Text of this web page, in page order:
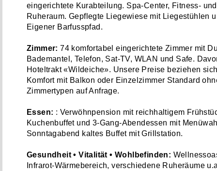
eingerichtete Kurabteilung. Spa-Center, Fitness-
Ruheraum. Gepflegte Liegewiese mit Liegestühlen
Eigener Barfusspfad.
Zimmer: 74 komfortabel eingerichtete Zimmer mit
Bademantel, Telefon, Sat-TV, WLAN und Safe.
Hoteltrakt «Wildeiche». Unsere Preise beziehen
Komfort mit Balkon oder Einzelzimmer Standard
Zimmertypen auf Anfrage.
Essen: : Verwöhnpension mit reichhaltigem
Kuchenbuffet und 3-Gang-Abendessen mit
Sonntagabend kaltes Buffet mit Grillstation.
Gesundheit • Vitalität • Wohlbefinden:
Infrarot-Wärmebereich, verschiedene Ruheräume